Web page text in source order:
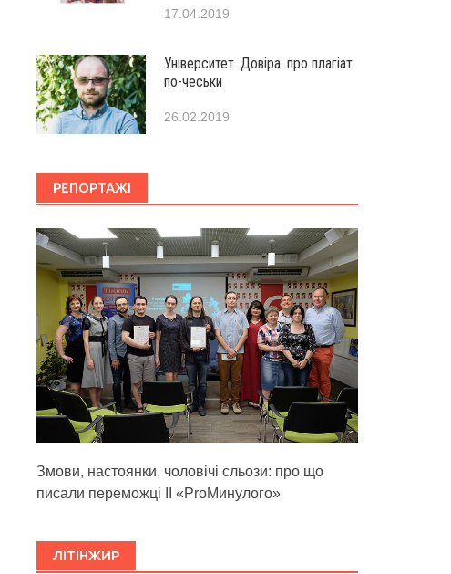
17.04.2019
Університет. Довіра: про плагіат
по-чеськи
26.02.2019
РЕПОРТАЖІ
Змови, настоянки, чоловічі сльози: про що
писали переможці ІІ «ProМинулого»
ЛІТІНЖИР